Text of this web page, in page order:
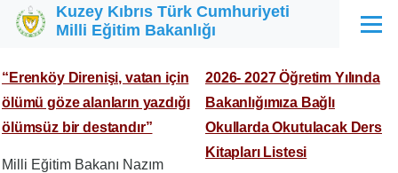
Ana içeriğe atla
Kuzey Kıbrıs Türk Cumhuriyeti
Milli Eğitim Bakanlığı
Menü
“Erenköy Direnişi, vatan için
ölümü göze alanların yazdığı
ölümsüz bir destandır”
Milli Eğitim Bakanı Nazım
2026- 2027 Öğretim Yılında
Bakanlığımıza Bağlı
Okullarda Okutulacak Ders
Kitapları Listesi